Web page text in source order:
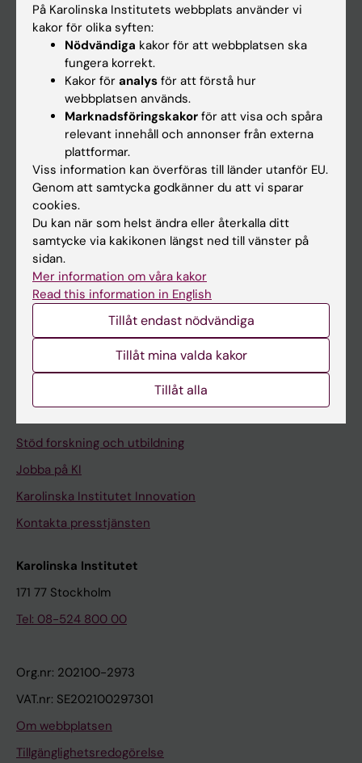
På gång
Nyheter
Kalender
Schema
Studentmejlen
Kurs- och programwebbar
Student på KI
Medarbetarportalen
Stöd forskning och utbildning
Jobba på KI
Karolinska Institutet Innovation
Kontakta presstjänsten
Karolinska Institutet
171 77 Stockholm
Tel: 08-524 800 00
Org.nr: 202100-2973
VAT.nr: SE202100297301
Om webbplatsen
Tillgänglighetsredogörelse
På Karolinska Institutets webbplats använder vi
kakor för olika syften:
Nödvändiga kakor för att webbplatsen ska
fungera korrekt.
Kakor för analys för att förstå hur
webbplatsen används.
Marknadsföringskakor för att visa och spåra
relevant innehåll och annonser från externa
plattformar.
Viss information kan överföras till länder utanför EU.
Genom att samtycka godkänner du att vi sparar
cookies.
Du kan när som helst ändra eller återkalla ditt
samtycke via kakikonen längst ned till vänster på
sidan.
Mer information om våra kakor
Read this information in English
Tillåt endast nödvändiga
Tillåt mina valda kakor
Tillåt alla